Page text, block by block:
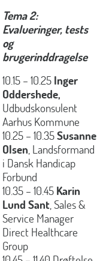
Tema 2:
Evalueringer, tests
og
brugerinddragelse
10.15 – 10.25 Inger
Oddershede,
Udbudskonsulent
Aarhus Kommune
10.25 – 10.35Susanne
Olsen, Landsformand
i Dansk Handicap
Forbund
10.35 – 10.45 Karin
Lund Sant, Sales &
Service Manager
Direct Healthcare
Group